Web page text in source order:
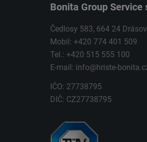
Bonita Group Service
Čedlosy 583, 664 24 Drásov
Mobil: +420 774 401 509
Tel.: +420 515 555 100
E-mail: info@hriste-
IČO: 27738795
DIČ: CZ27738795